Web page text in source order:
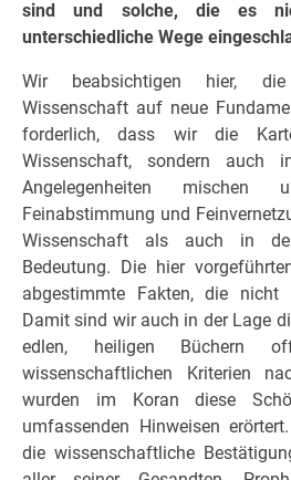
sind und solche, die es
unterschiedliche Wege
Wir beabsichtigen hier, die
Wissenschaft auf neue
forderlich, dass wir die
Wissenschaft, sondern auch
Angelegenheiten mischen
Feinabstimmung und
Wissenschaft als auch in
Bedeutung. Die hier
abgestimmte Fakten, die nicht
Damit sind wir auch in der Lage
edlen, heiligen Büchern
wissenschaftlichen Kriterien
wurden im Koran diese
umfassenden Hinweisen
die wissenschaftliche